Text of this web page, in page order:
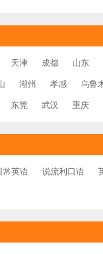
天津 成都 山东
湖州 孝感 乌鲁
东莞 武汉 重庆
常英语 说流利口语